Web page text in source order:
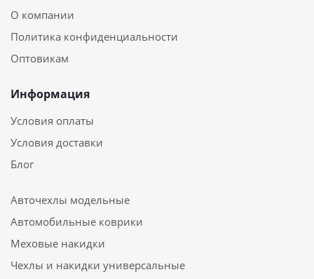
О компании
Политика конфиденциальности
Оптовикам
Информация
Условия оплаты
Условия доставки
Блог
Авточехлы модельные
Автомобильные коврики
Меховые накидки
Чехлы и накидки универсальные